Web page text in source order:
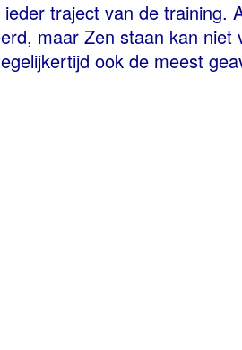
traject van de training.
maar Zen staan kan niet
ook de meest